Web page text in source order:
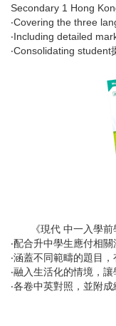
Secondary 1 Hong
‧Covering the three
‧Including detailed
‧Consolidating
《現代 中一入學
‧配合升中學生應付相
‧涵蓋不同範疇的題目
‧融入生活化的情境，
‧各卷中英對照，並附